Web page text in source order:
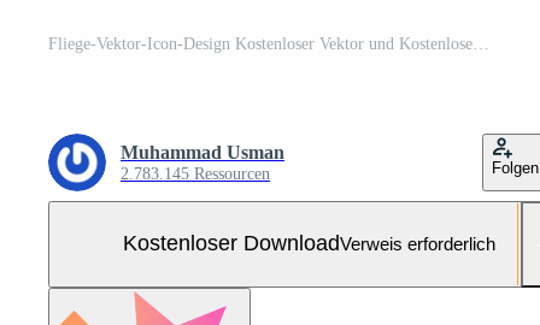
Muhammad Usman
2.783.145 Ressourcen Folgen
Kostenloser DownloadVerweis erforderlich